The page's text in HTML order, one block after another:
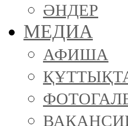
ӘНДЕР
МЕДИА
АФИША